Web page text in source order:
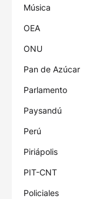
Música
OEA
ONU
Pan de Azúcar
Parlamento
Paysandú
Perú
Piriápolis
PIT-CNT
Policiales